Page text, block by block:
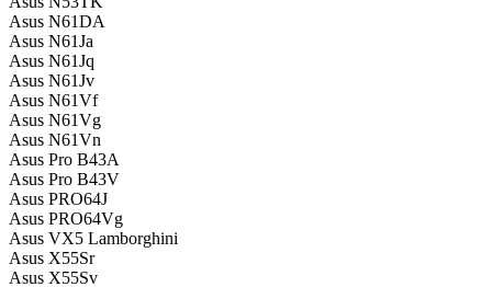
Asus N61DA
Asus N61Ja
Asus N61Jq
Asus N61Jv
Asus N61Vf
Asus N61Vg
Asus N61Vn
Asus Pro B43A
Asus Pro B43V
Asus PRO64J
Asus PRO64Vg
Asus VX5 Lamborghini
Asus X55Sr
Asus X55Sv